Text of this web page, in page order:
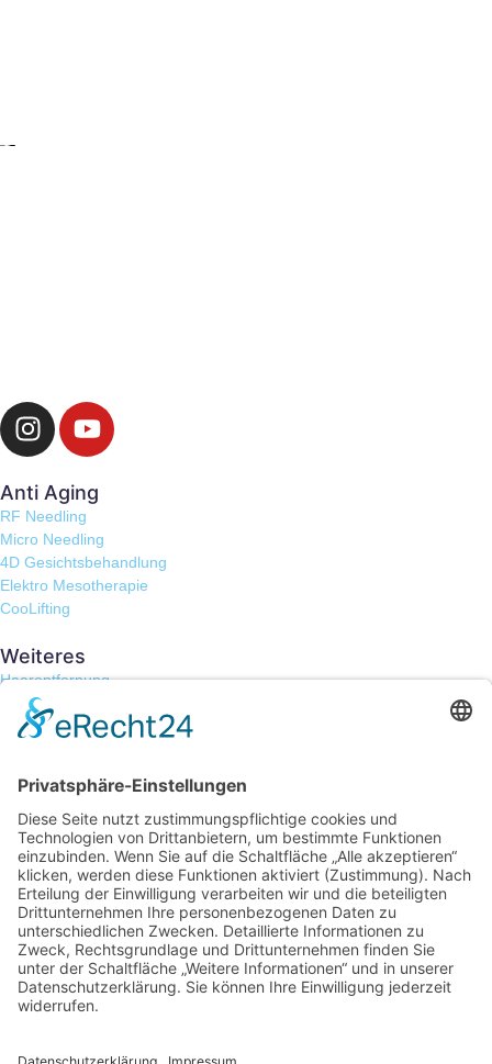
Anti Aging
RF Needling
Micro Needling
4D Gesichtsbehandlung
Elektro Mesotherapie
CooLifting
Weiteres
Haarentfernung
Tesla V-Skin
Apollo Duet
Rechtliches
Impressum
Datenschutzerklärung
Copyright © 2025. All rights reserved.
Startseite